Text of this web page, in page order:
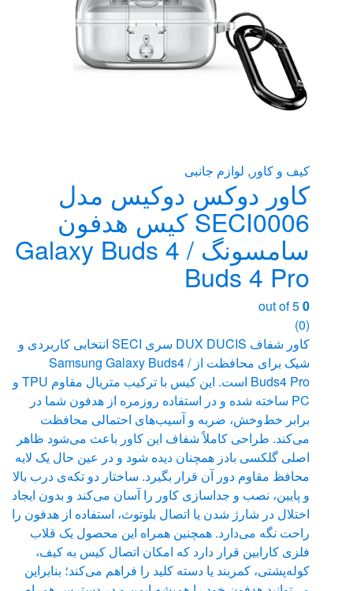
محصول
انتخاب
شوند
کیف و کاور , لوازم جانبی
کاور دوکس دوکیس مدل
SECI0006 کیس هدفون
سامسونگ Galaxy Buds 4 /
Buds 4 Pro
0
(0)
کاور شفاف DUX DUCIS سری SECI انتخابی کاربردی و
شیک برای محافظت از Samsung Galaxy Buds4 /
Buds4 Pro است. این کیس با ترکیب متریال مقاوم TPU و
PC ساخته شده و در استفاده روزمره از هدفون شما در
برابر خط‌وخش، ضربه و آسیب‌های احتمالی محافظت
می‌کند. طراحی کاملاً شفاف این کاور باعث می‌شود ظاهر
اصلی گلکسی بادز همچنان دیده شود و در عین حال یک لایه
محافظ مقاوم دور آن قرار بگیرد. ساختار دو تکه‌ی درب بالا
و پایین، نصب و جداسازی کاور را آسان می‌کند و بدون ایجاد
اختلال در شارژ شدن یا اتصال بلوتوث، استفاده از هدفون را
راحت نگه می‌دارد. همچنین همراه این محصول یک قلاب
فلزی کارابین قرار دارد که امکان اتصال کیس به کیف،
کوله‌پشتی، کمربند یا دسته کلید را فراهم می‌کند؛ بنابراین